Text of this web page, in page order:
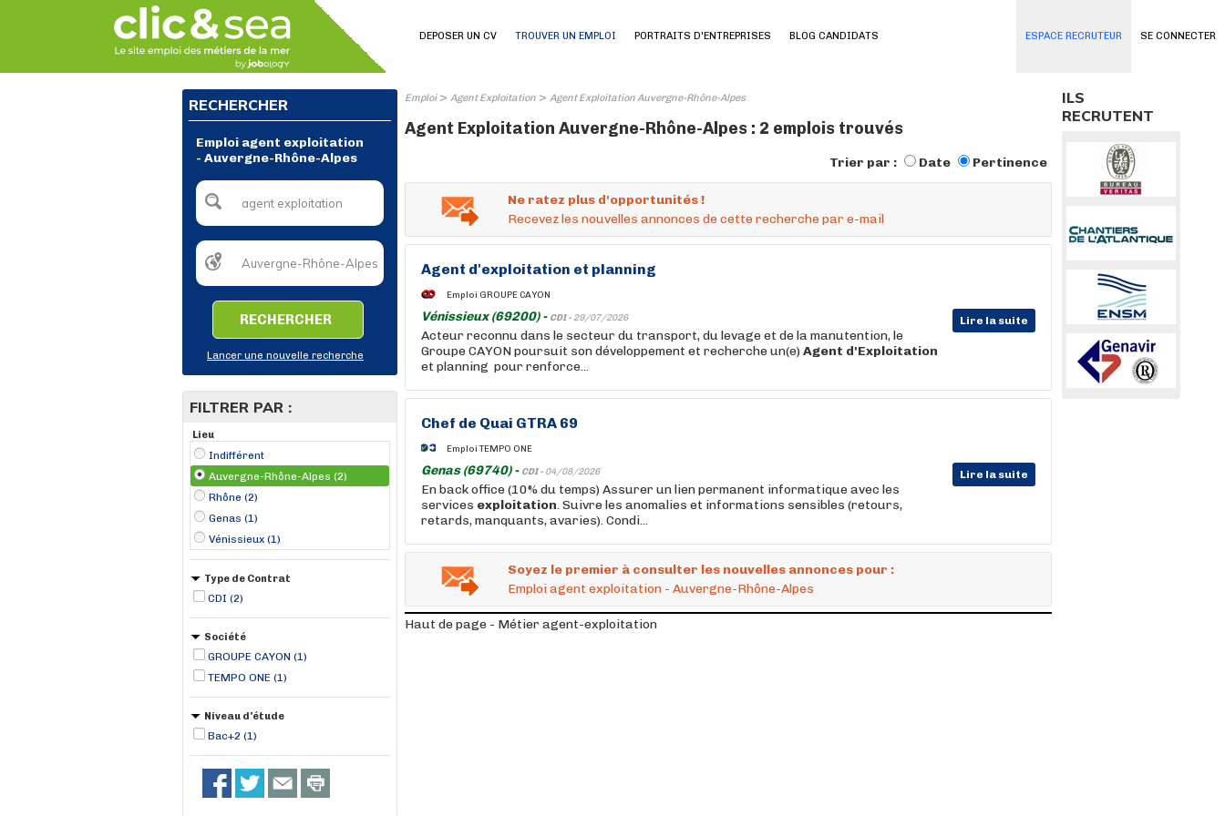
SE CONNECTER
DEPOSER UN CV TROUVER UN EMPLOI PORTRAITS D'ENTREPRISES BLOG CANDIDATS ESPACE RECRUTEUR
RECHERCHER
Emploi agent exploitation
- Auvergne-Rhône-Alpes
RECHERCHER
Lancer une nouvelle recherche
FILTRER PAR :
Lieu
Indifférent
Auvergne-Rhône-Alpes (2)
Rhône (2)
Genas (1)
Vénissieux (1)
Type de Contrat
CDI (2)
Société
GROUPE CAYON (1)
TEMPO ONE (1)
Niveau d'étude
Bac+2 (1)
Emploi> Agent Exploitation > Agent Exploitation Auvergne-Rhône-Alpes
Agent Exploitation Auvergne-Rhône-Alpes : 2 emplois trouvés
Trier par : Date Pertinence
Ne ratez plus d'opportunités !
Recevez les nouvelles annonces de cette recherche par e-mail
Agent d'exploitation et planning
Emploi GROUPE CAYON
Vénissieux (69200) - CDI - 29/07/2026 Lire la suite
Acteur reconnu dans le secteur du transport, du levage et de la manutention, le
Groupe CAYON poursuit son développement et recherche un(e) Agent d'Exploitation
et planning pour renforce...
Chef de Quai GTRA 69
Emploi TEMPO ONE
Genas (69740) - CDI - 04/08/2026 Lire la suite
En back office (10% du temps) Assurer un lien permanent informatique avec les
services exploitation. Suivre les anomalies et informations sensibles (retours,
retards, manquants, avaries). Condi...
Soyez le premier à consulter les nouvelles annonces pour :
Emploi agent exploitation - Auvergne-Rhône-Alpes
Haut de page - Métier agent-exploitation
ILS
RECRUTENT